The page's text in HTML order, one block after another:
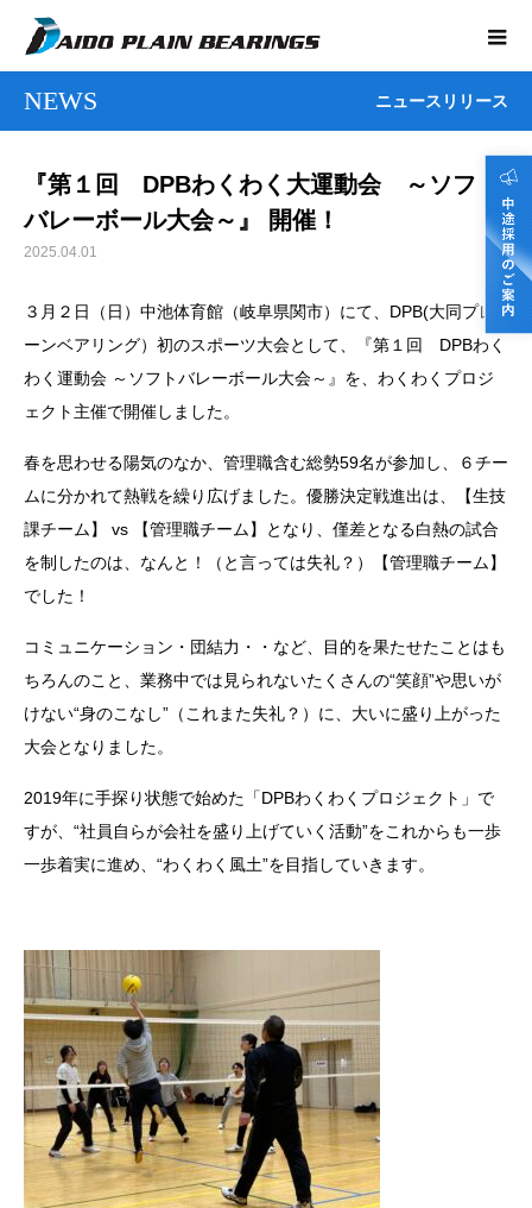
NEWS ニュースリリース
『第１回 DPBわくわく大運動会 ～ソフト
バレーボール大会～』 開催！
2025.04.01
３月２日（日）中池体育館（岐阜県関市）にて、DPB(大同プレ
ーンベアリング）初のスポーツ大会として、『第１回 DPBわく
わく運動会 ～ソフトバレーボール大会～』を、わくわくプロジ
ェクト主催で開催しました。
春を思わせる陽気のなか、管理職含む総勢59名が参加し、６チー
ムに分かれて熱戦を繰り広げました。優勝決定戦進出は、【生技
課チーム】 vs 【管理職チーム】となり、僅差となる白熱の試合
を制したのは、なんと！（と言っては失礼？）【管理職チーム】
でした！
コミュニケーション・団結力・・など、目的を果たせたことはも
ちろんのこと、業務中では見られないたくさんの“笑顔”や思いが
けない“身のこなし”（これまた失礼？）に、大いに盛り上がった
大会となりました。
2019年に手探り状態で始めた「DPBわくわくプロジェクト」で
すが、“社員自らが会社を盛り上げていく活動”をこれからも一歩
一歩着実に進め、“わくわく風土”を目指していきます。